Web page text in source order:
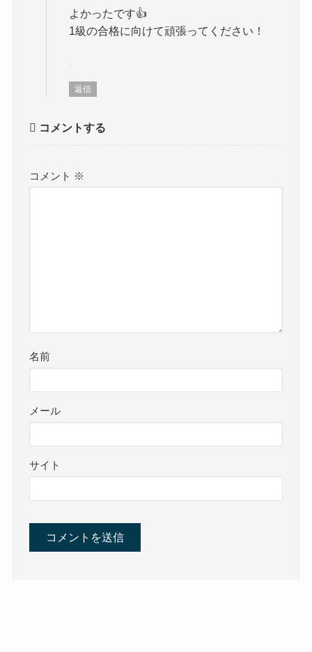
よかったです👍
1級の合格に向けて頑張ってください！
返信
コメントする
コメント ※
名前
メール
サイト